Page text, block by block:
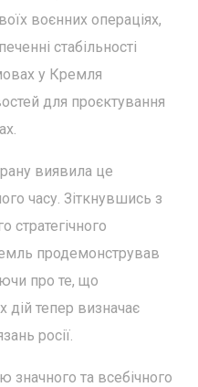
воєнних операціях,
стабільності
у Кремля
для проєктування
виявила це
часу. Зіткнувшись з
продемонстрував
про те, що
дій тепер визначає
росії.
значного та всебічного